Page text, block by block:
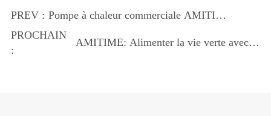
PREV : Pompe à chaleur commerciale AMITIME:
une solution unique pour le chauffage, le
refroidissement et les besoins en eau
PROCHAIN
:
AMITIME: Alimenter la vie verte avec la